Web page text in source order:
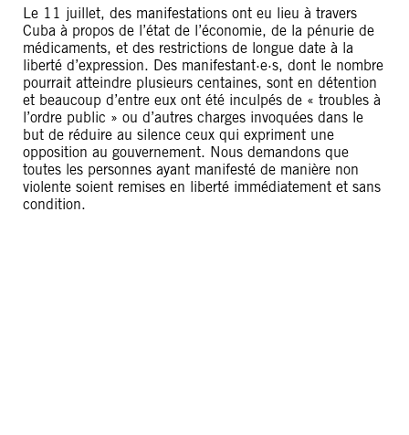
Le 11 juillet, des manifestations ont eu lieu à travers
Cuba à propos de l’état de l’économie, de la pénurie de
médicaments, et des restrictions de longue date à la
liberté d’expression. Des manifestant·e·s, dont le nombre
pourrait atteindre plusieurs centaines, sont en détention
et beaucoup d’entre eux ont été inculpés de « troubles à
l’ordre public » ou d’autres charges invoquées dans le
but de réduire au silence ceux qui expriment une
opposition au gouvernement. Nous demandons que
toutes les personnes ayant manifesté de manière non
violente soient remises en liberté immédiatement et sans
condition.